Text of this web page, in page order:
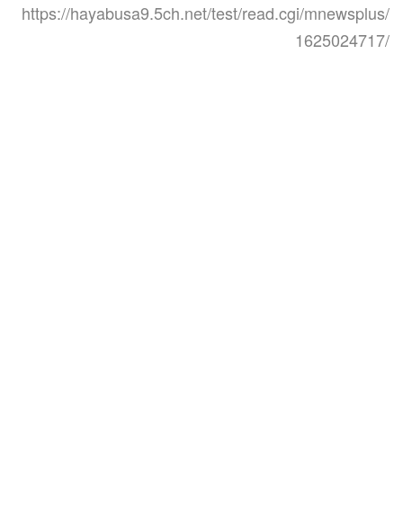
https://hayabusa9.5ch.net/test/read.cgi/mnewsplus/
1625024717/